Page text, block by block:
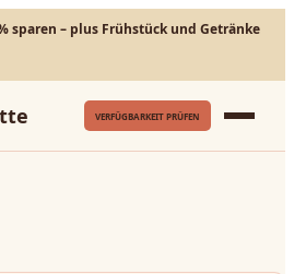
sparen – plus Frühstück und Getränke
VERFÜGBARKEIT PRÜFEN